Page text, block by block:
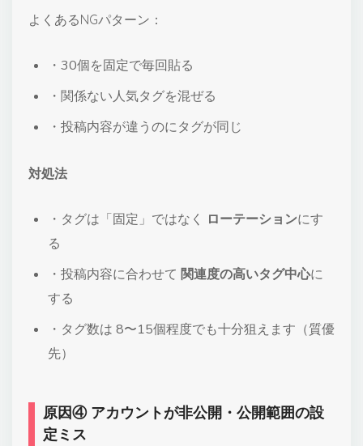
よくあるNGパターン：
・30個を固定で毎回貼る
・関係ない人気タグを混ぜる
・投稿内容が違うのにタグが同じ
対処法
・タグは「固定」ではなく ローテーションにす
る
・投稿内容に合わせて 関連度の高いタグ中心に
する
・タグ数は 8〜15個程度でも十分狙えます（質優
先）
原因④ アカウントが非公開・公開範囲の設
定ミス